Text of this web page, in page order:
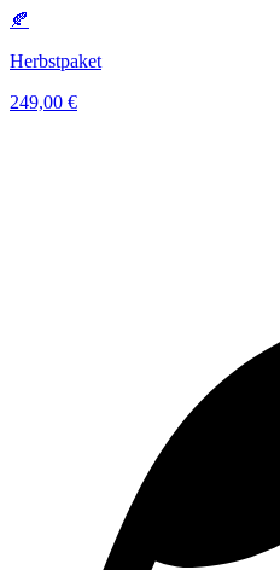
🍂
Herbstpaket
249,00 €